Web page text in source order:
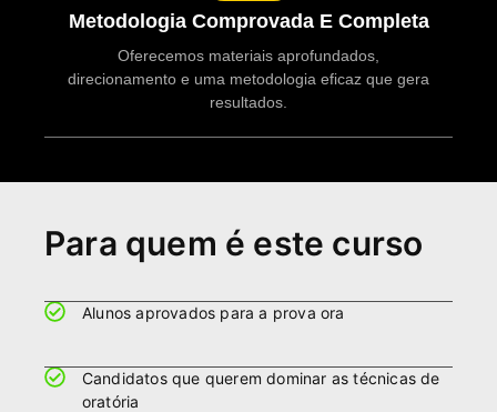
Metodologia Comprovada E Completa
Oferecemos materiais aprofundados,
direcionamento e uma metodologia eficaz que gera
resultados.
Para quem é este curso
⁠Alunos aprovados para a prova ora
Candidatos que querem dominar as técnicas de
oratória